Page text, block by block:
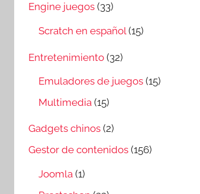
Engine juegos (33)
Scratch en español(15)
Entretenimiento (32)
Emuladores de juegos (15)
Multimedia (15)
Gadgets chinos (2)
Gestor de contenidos (156)
Joomla (1)